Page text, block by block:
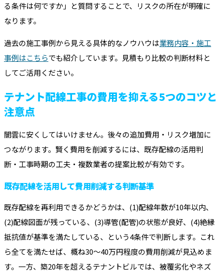
る条件は何ですか」と質問することで、リスクの所在が明確に
なります。
過去の施工事例から見える具体的なノウハウは業務内容・施工
事例はこちらでも紹介しています。見積もり比較の判断材料と
してご活用ください。
テナント配線工事の費用を抑える5つのコツと
注意点
闇雲に安くしてはいけません。後々の追加費用・リスク増加に
つながります。賢く費用を削減するには、既存配線の活用判
断・工事時期の工夫・複数業者の提案比較が有効です。
既存配線を活用して費用削減する判断基準
既存配線を再利用できるかどうかは、(1)配線年数が10年以内、
(2)配線図面が残っている、(3)導管(配管)の状態が良好、(4)絶縁
抵抗値が基準を満たしている、という4条件で判断します。これ
ら全てを満たせば、概ね30～40万円程度の費用削減が見込めま
す。一方、築20年を超えるテナントビルでは、被覆劣化やネズ